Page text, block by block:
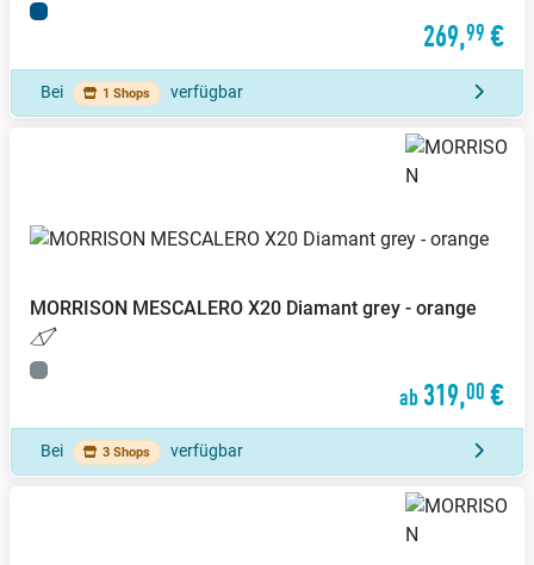
269,99 €
Bei 1 Shops verfügbar
MORRISON MESCALERO X20 Diamant grey - orange
ab 319,00 €
Bei 3 Shops verfügbar